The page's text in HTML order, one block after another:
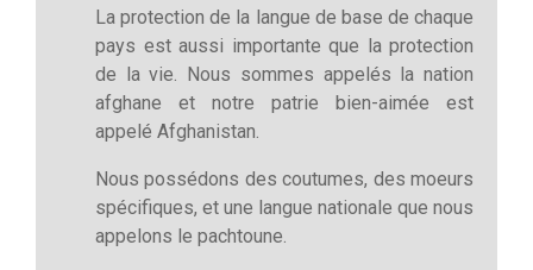
La protection de la langue de base de chaque
pays est aussi importante que la protection
de la vie. Nous sommes appelés la nation
afghane et notre patrie bien-aimée est
appelé Afghanistan.
Nous possédons des coutumes, des moeurs
spécifiques, et une langue nationale que nous
appelons le pachtoune.